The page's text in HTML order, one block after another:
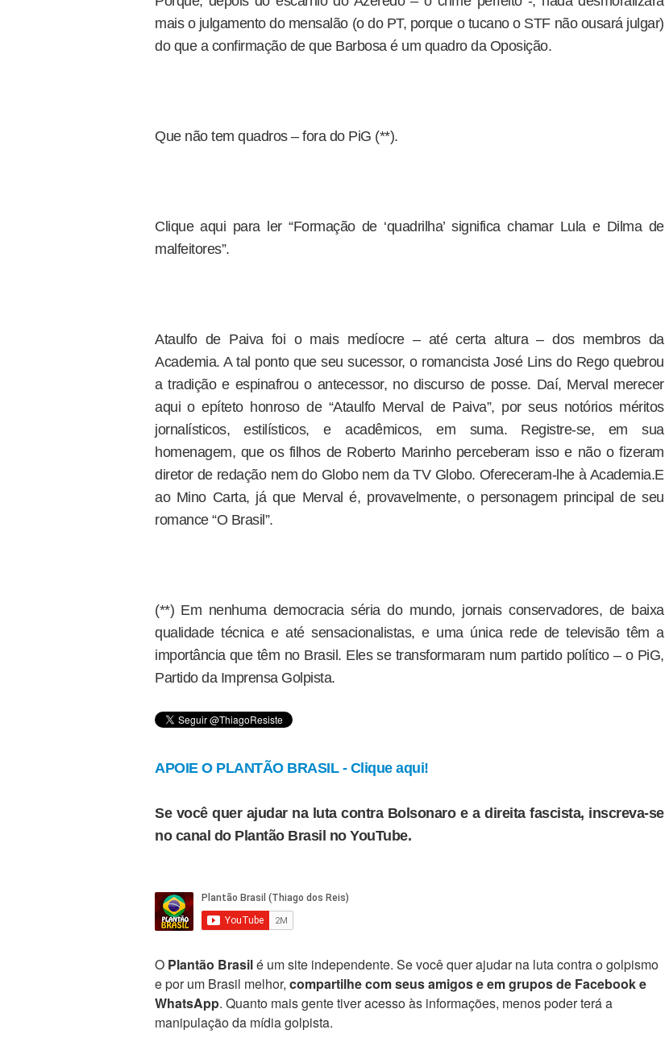
mais o julgamento do mensalão (o do PT, porque o tucano o STF não ousará julgar)
do que a confirmação de que Barbosa é um quadro da Oposição.
Que não tem quadros – fora do PiG (**).
Clique aqui para ler “Formação de ‘quadrilha’ significa chamar Lula e Dilma de
malfeitores”.
Ataulfo de Paiva foi o mais medíocre – até certa altura – dos membros da
Academia. A tal ponto que seu sucessor, o romancista José Lins do Rego quebrou
a tradição e espinafrou o antecessor, no discurso de posse. Daí, Merval merecer
aqui o epíteto honroso de “Ataulfo Merval de Paiva”, por seus notórios méritos
jornalísticos, estilísticos, e acadêmicos, em suma. Registre-se, em sua
homenagem, que os filhos de Roberto Marinho perceberam isso e não o fizeram
diretor de redação nem do Globo nem da TV Globo. Ofereceram-lhe à Academia.E
ao Mino Carta, já que Merval é, provavelmente, o personagem principal de seu
romance “O Brasil”.
(**) Em nenhuma democracia séria do mundo, jornais conservadores, de baixa
qualidade técnica e até sensacionalistas, e uma única rede de televisão têm a
importância que têm no Brasil. Eles se transformaram num partido político – o PiG,
Partido da Imprensa Golpista.
APOIE O PLANTÃO BRASIL - Clique aqui!
Se você quer ajudar na luta contra Bolsonaro e a direita fascista, inscreva-se
no canal do Plantão Brasil no YouTube.
O Plantão Brasilé um site independente. Se você quer ajudar na luta contra o golpismo
e por um Brasil melhor, compartilhe com seus amigos e em grupos de Facebook e
WhatsApp. Quanto mais gente tiver acesso às informações, menos poder terá a
manipulação da mídia golpista.